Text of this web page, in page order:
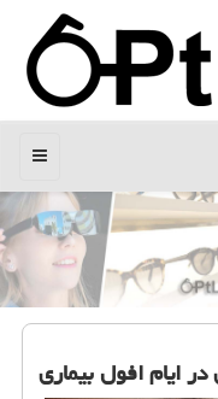
منو
ایام افول بیماری